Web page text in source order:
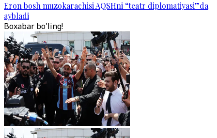
Eron bosh muzokarachisi AQSHni “teatr diplomatiyasi”da
aybladi
Boxabar bo'ling!